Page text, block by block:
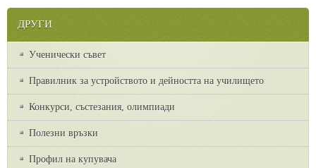
ДРУГИ
Ученически съвет
Правилник за устройството и дейността на училището
Конкурси, състезания, олимпиади
Полезни връзки
Профил на купувача